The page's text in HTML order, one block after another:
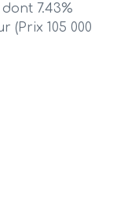
7.43%
(Prix 105 000